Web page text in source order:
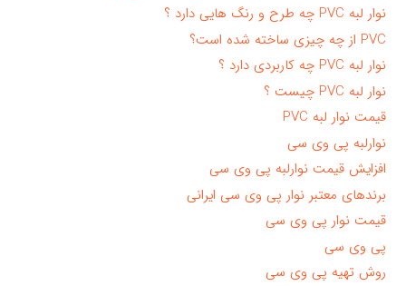
نوار لبه PVC چه طرح و رنگ هایی دارد ؟
PVC از چه چیزی ساخته شده است؟
نوار لبه PVC چه کاربردی دارد ؟
نوار لبه PVC چیست ؟
قیمت نوار لبه PVC
نوارلبه پی وی سی
افزایش قیمت نوارلبه پی وی سی
برندهای معتبر نوار پی وی سی ایرانی
قیمت نوار پی وی سی
پی وی سی
روش تهیه پی وی سی